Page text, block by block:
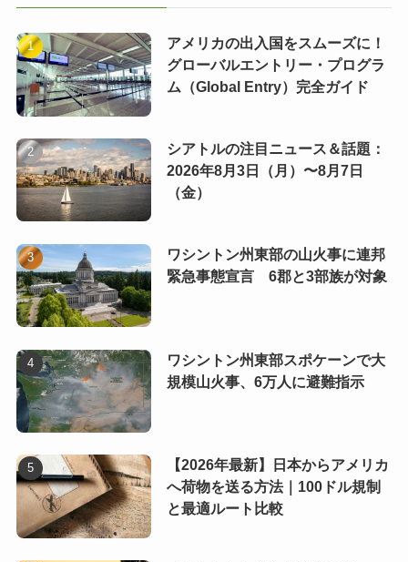
アメリカの出入国をスムーズに！
グローバルエントリー・プログラ
ム（Global Entry）完全ガイド
シアトルの注目ニュース＆話題：
2026年8月3日（月）〜8月7日
（金）
ワシントン州東部の山火事に連邦
緊急事態宣言 6郡と3部族が対象
ワシントン州東部スポケーンで大
規模山火事、6万人に避難指示
【2026年最新】日本からアメリカ
へ荷物を送る方法｜100ドル規制
と最適ルート比較